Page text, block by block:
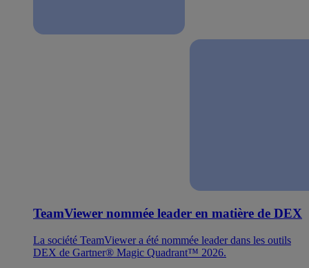
TeamViewer nommée leader en matière de DEX
La société TeamViewer a été nommée leader dans les outils
DEX de Gartner® Magic Quadrant™ 2026.